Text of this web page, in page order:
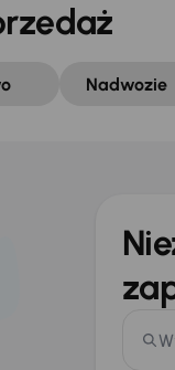
Nadwozie